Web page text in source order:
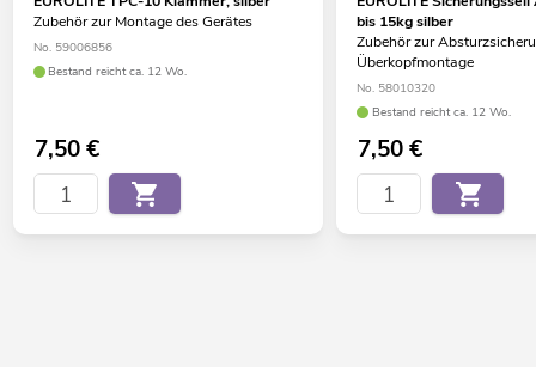
Zubehör zur Montage des Gerätes
No. 59006856
Bestand reicht ca. 12 Wo.
7,50€
bis 15kg silber
Zubehör zur
Überkopfmontage
No. 58010320
Bestand reicht ca. 12 Wo.
7,50€